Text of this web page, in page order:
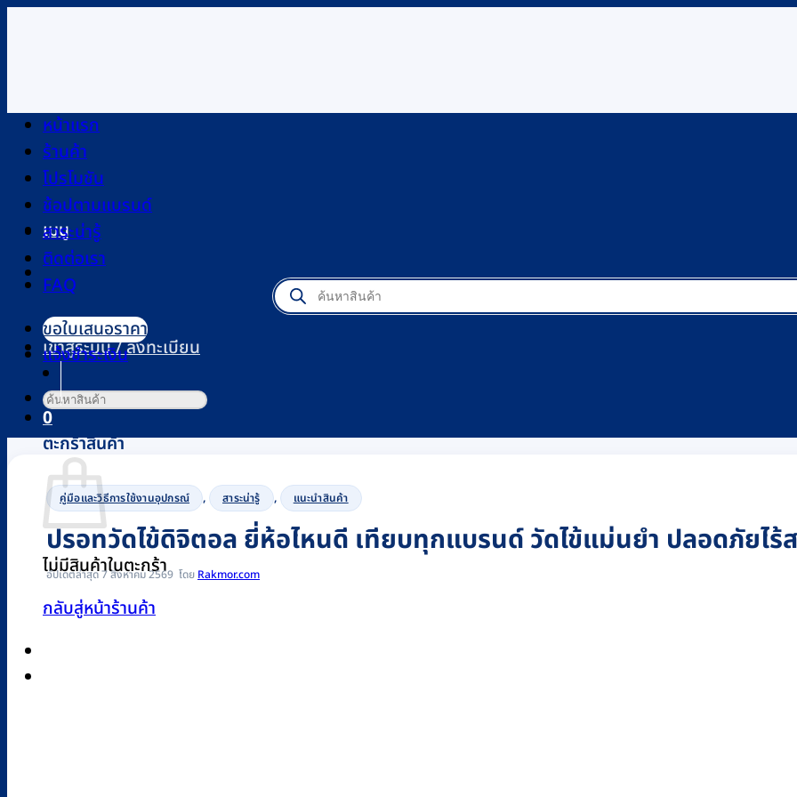
เมนู
Products
search
เข้าสู่ระบบ / ลงทะเบียน
0
ตะกร้าสินค้า
ไม่มีสินค้าในตะกร้า
กลับสู่หน้าร้านค้า
หน้าแรก
ร้านค้า
โปรโมชัน
ช้อปตามแบรนด์
สาระน่ารู้
ติดต่อเรา
FAQ
ขอใบเสนอราคา
แจ้งชำระเงิน
ค้นหา:
คู่มือและวิธีการใช้งานอุปกรณ์ , สาระน่ารู้ , แนะนำสินค้า
ปรอทวัดไข้ดิจิตอล ยี่ห้อไหนดี เทียบทุกแบรนด์ วัดไข้แม่นยำ ปลอดภัยไร้
อัปเดตล่าสุด 7 สิงหาคม 2569 Rakmor.com